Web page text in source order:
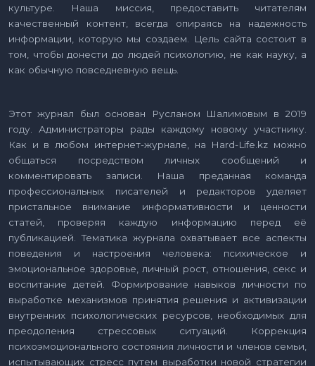
культуре. Наша миссия, предоставить читателям
качественный контент, всегда опираясь на надежность
информации, которую мы создаем. Цель сайта состоит в
том, чтобы донести до людей психологию, не как науку, а
как обычную повседневную вещь.
Этот журнал был основан Русланом Шалимовым в 2019
году. Администраторы рады каждому новому участнику.
Как и в любом интернет-журнале, на Hard-Life.kz можно
общаться посредством личных сообщений и
комментировать записи. Наша преданная команда
профессиональных писателей и редакторов уделяет
пристальное внимание информативности и ценности
статей, проверяя каждую информацию перед её
публикацией. Тематика журнала охватывает все аспекты
поведения и настроения человека: психическое и
эмоциональное здоровье, личный рост, отношения, секс и
воспитание детей. Формирование навыков личности по
выработке механизмов принятия решения и активизации
внутренних психологических ресурсов, необходимых для
преодоления стрессовых ситуаций. Коррекция
психоэмоционального состояния личности и членов семьи,
испытывающих стресс путем выработки новой стратегии